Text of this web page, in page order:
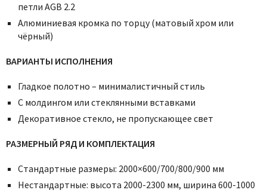
петли AGB 2.2
Алюминиевая кромка по торцу (матовый хром или
чёрный)
ВАРИАНТЫ ИСПОЛНЕНИЯ
Гладкое полотно – минималистичный стиль
С молдингом или стеклянными вставками
Декоративное стекло, не пропускающее свет
РАЗМЕРНЫЙ РЯД И КОМПЛЕКТАЦИЯ
Стандартные размеры: 2000×600/700/800/900 мм
Нестандартные: высота 2000-2300 мм, ширина 600-1000